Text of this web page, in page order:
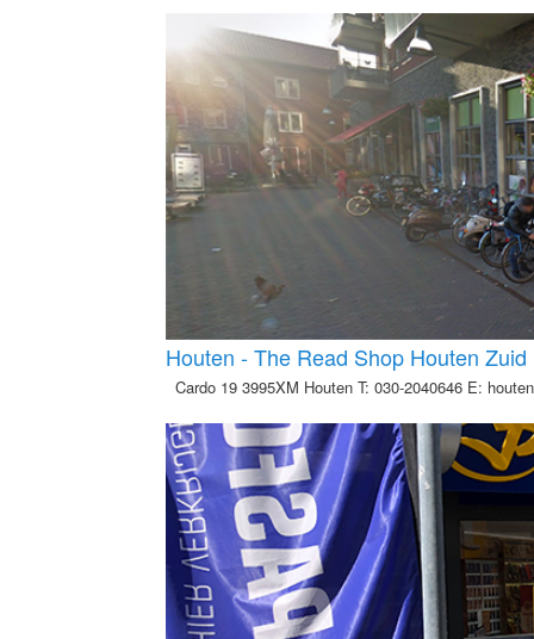
Houten - The Read Shop Houten Zuid
Cardo 19 3995XM Houten T: 030-2040646 E: